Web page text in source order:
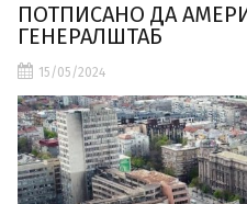
ПОТПИСАНО ДА
ГЕНЕРАЛШТАБ
15/05/2024